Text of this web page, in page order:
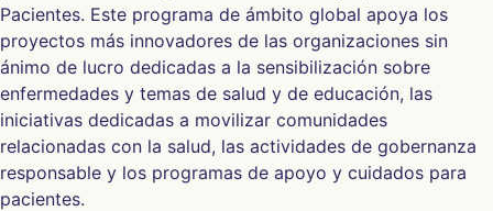
Pacientes. Este programa de ámbito global apoya los
proyectos más innovadores de las organizaciones sin
ánimo de lucro dedicadas a la sensibilización sobre
enfermedades y temas de salud y de educación, las
iniciativas dedicadas a movilizar comunidades
relacionadas con la salud, las actividades de gobernanza
responsable y los programas de apoyo y cuidados para
pacientes.